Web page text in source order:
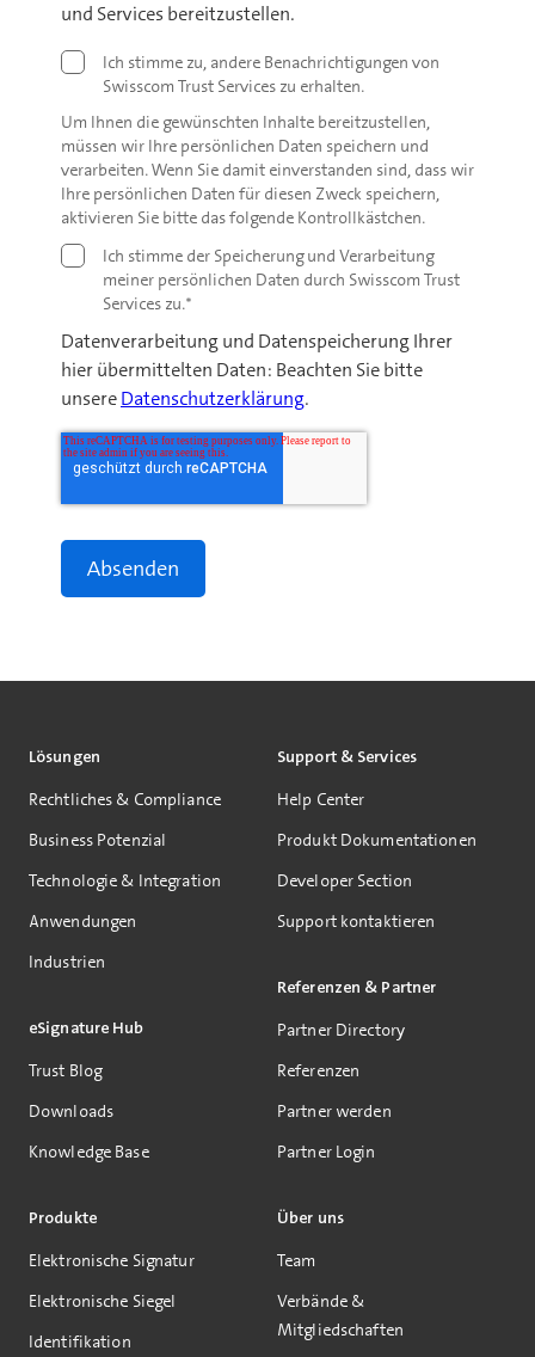
und Services bereitzustellen.
Ich stimme zu, andere Benachrichtigungen von
Swisscom Trust Services zu erhalten.
Um Ihnen die gewünschten Inhalte bereitzustellen,
müssen wir Ihre persönlichen Daten speichern und
verarbeiten. Wenn Sie damit einverstanden sind, dass wir
Ihre persönlichen Daten für diesen Zweck speichern,
aktivieren Sie bitte das folgende Kontrollkästchen.
Ich stimme der Speicherung und Verarbeitung
meiner persönlichen Daten durch Swisscom Trust
Services zu.*
Datenverarbeitung und Datenspeicherung Ihrer
hier übermittelten Daten: Beachten Sie bitte
unsereDatenschutzerklärung.
Lösungen
Rechtliches & Compliance
Business Potenzial
Technologie & Integration
Anwendungen
Industrien
eSignature Hub
Trust Blog
Downloads
Knowledge Base
Produkte
Elektronische Signatur
Elektronische Siegel
Identifikation
Support & Services
Help Center
Produkt Dokumentationen
Developer Section
Support kontaktieren
Referenzen & Partner
Partner Directory
Referenzen
Partner werden
Partner Login
Über uns
Team
Verbände &
Mitgliedschaften